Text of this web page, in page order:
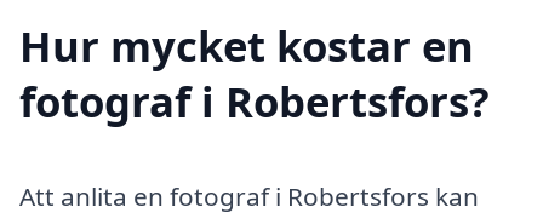
Hur mycket kostar en
fotograf i Robertsfors?
Att anlita en fotograf i Robertsfors kan